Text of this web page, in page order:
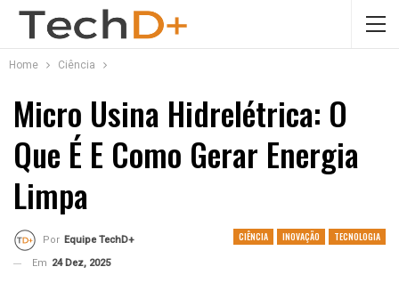
Home Ciência
Micro Usina Hidrelétrica: O
Que É E Como Gerar Energia
Limpa
CIÊNCIA INOVAÇÃO TECNOLOGIA
Por Equipe TechD+
Em 24 Dez, 2025